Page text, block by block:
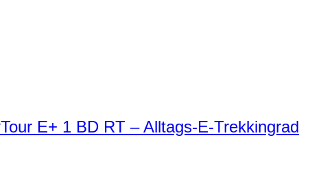
E+ 1 BD RT – Alltags-E-Trekkingrad